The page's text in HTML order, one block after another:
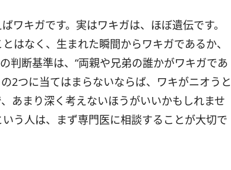
ワキガです。実はワキガは、ほぼ遺伝です。
はなく、生まれた瞬間からワキガであるか、
判断基準は、“両親や兄弟の誰かがワキガであ
2つに当てはまらないならば、ワキがニオうと
あまり深く考えないほうがいいかもしれませ
う人は、まず専門医に相談することが大切で